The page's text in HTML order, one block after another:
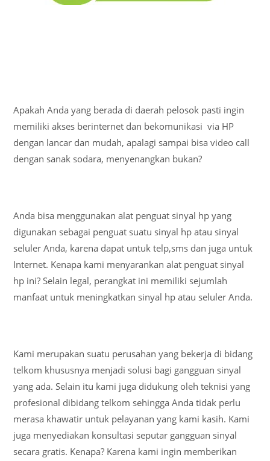
Apakah Anda yang berada di daerah pelosok pasti ingin
memiliki akses berinternet dan bekomunikasi via HP
dengan lancar dan mudah, apalagi sampai bisa video call
dengan sanak sodara, menyenangkan bukan?
Anda bisa menggunakan alat penguat sinyal hp yang
digunakan sebagai penguat suatu sinyal hp atau sinyal
seluler Anda, karena dapat untuk telp,sms dan juga untuk
Internet. Kenapa kami menyarankan alat penguat sinyal
hp ini? Selain legal, perangkat ini memiliki sejumlah
manfaat untuk meningkatkan sinyal hp atau seluler Anda.
Kami merupakan suatu perusahan yang bekerja di bidang
telkom khususnya menjadi solusi bagi gangguan sinyal
yang ada. Selain itu kami juga didukung oleh teknisi yang
profesional dibidang telkom sehingga Anda tidak perlu
merasa khawatir untuk pelayanan yang kami kasih. Kami
juga menyediakan konsultasi seputar gangguan sinyal
secara gratis. Kenapa? Karena kami ingin memberikan